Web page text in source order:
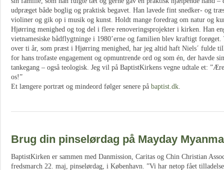
udpræget både boglig og praktisk begavet. Han lavede fint snedker- og
violiner og gik op i musik og kunst. Holdt mange foredrag om natur og
Hjørring menighed og tog del i flere renoveringsprojekter i kirken. Han
vietnamesiske bådflygtninge i 1980’erne og familien blev kraftigt forøget.
over ti år, som præst i Hjørring menighed, har jeg altid haft Niels´ fulde
for hans trofaste engagement og opmuntrende ord og som én, der havde
tankegang – også teologisk. Jeg vil på BaptistKirkens vegne udtale et:
os!”
Et længere portræt og mindeord følger senere på baptist.dk.
Brug din pinselørdag på Mayday
BaptistKirken er sammen med Danmission, Caritas og Chin Christian
fredsmarch 22. maj, pinselørdag, i København. ”Vi har netop fået